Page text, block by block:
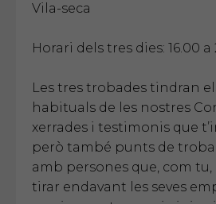
Vila-seca
Horari dels tres dies: 16.00
Les tres trobades tindran
habituals de les nostres
xerrades i testimonis que
però també punts de
amb persones que, com
tirar endavant les seves